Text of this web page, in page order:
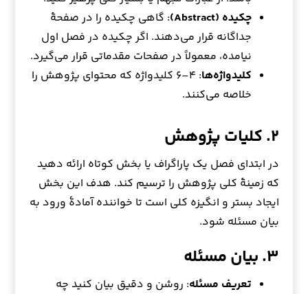
چکیده (Abstract)
: گاهی چکیده را در صفحهٔ
جداگانه قرار می‌دهند. اگر چکیده در فصل اول
نیامده، معمولاً در صفحات مقدماتی قرار می‌گیرد.
کلیدواژه‌ها
: ۴–۶ کلیدواژه که محتوای پژوهش را
خلاصه می‌کنند.
۲. کلیات پژوهش
در ابتدای فصل یک پاراگراف یا بخش کوتاه ارائه دهید
که زمینهٔ کلی پژوهش را ترسیم کند. هدف این بخش
ایجاد بستر و انگیزه کلی است تا خواننده آمادهٔ ورود به
بیان مسئله شود.
۳. بیان مسئله
تعریف مسئله: روشن و دقیق بیان کنید چه